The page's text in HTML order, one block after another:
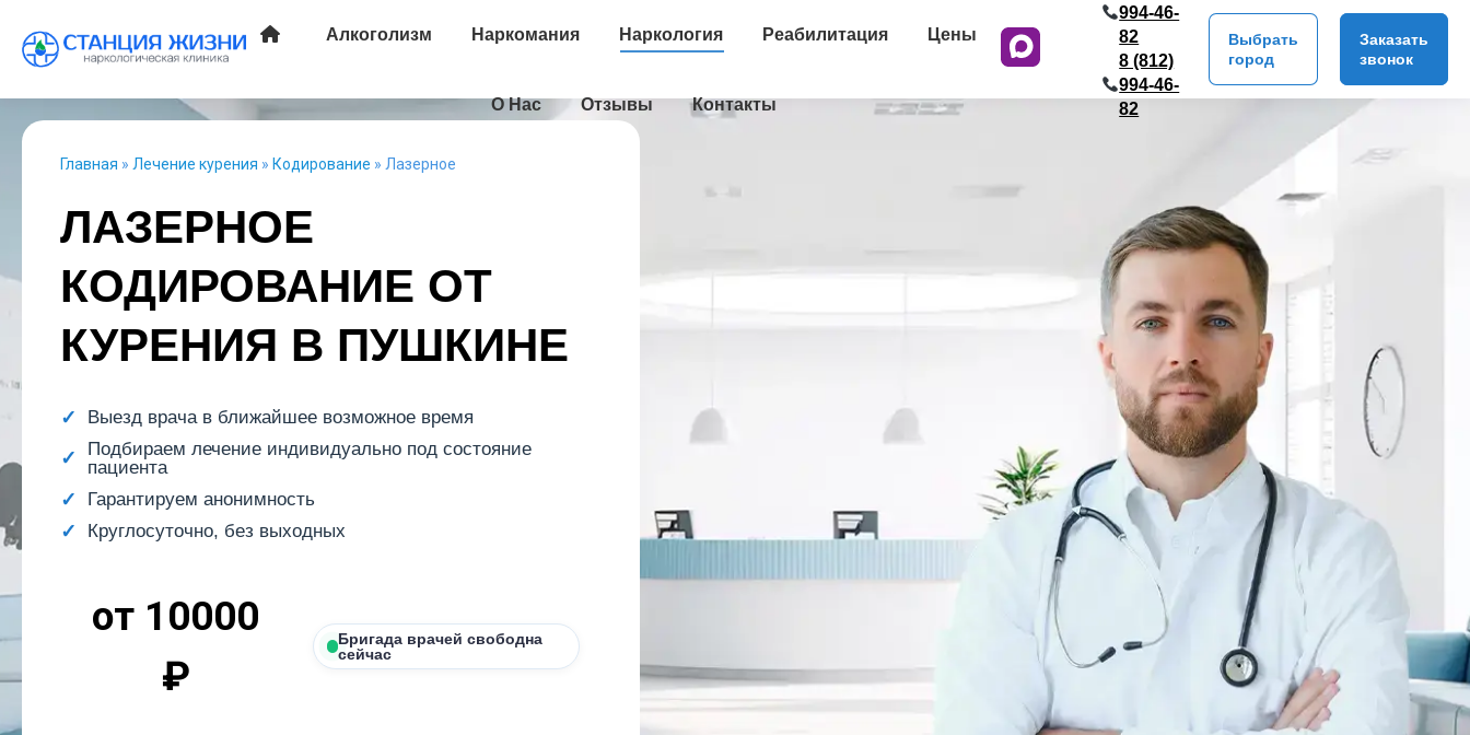
Алкоголизм Наркомания Наркология Реабилитация Цены
О Нас Отзывы Контакты
994-46-
82
8 (812)
994-46-
82
Выбрать
город
Заказать
звонок
Главная » Лечение курения » Кодирование » Лазерное
ЛАЗЕРНОЕ
КОДИРОВАНИЕ ОТ
КУРЕНИЯ В ПУШКИНЕ
Выезд врача в ближайшее возможное время
Подбираем лечение индивидуально под состояние
пациента
Гарантируем анонимность
Круглосуточно, без выходных
от 10000
₽
Бригада врачей свободна
сейчас